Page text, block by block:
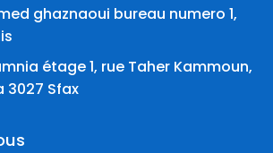
ghaznaoui bureau numero 1,
étage 1, rue Taher Kammoun,
3027 Sfax